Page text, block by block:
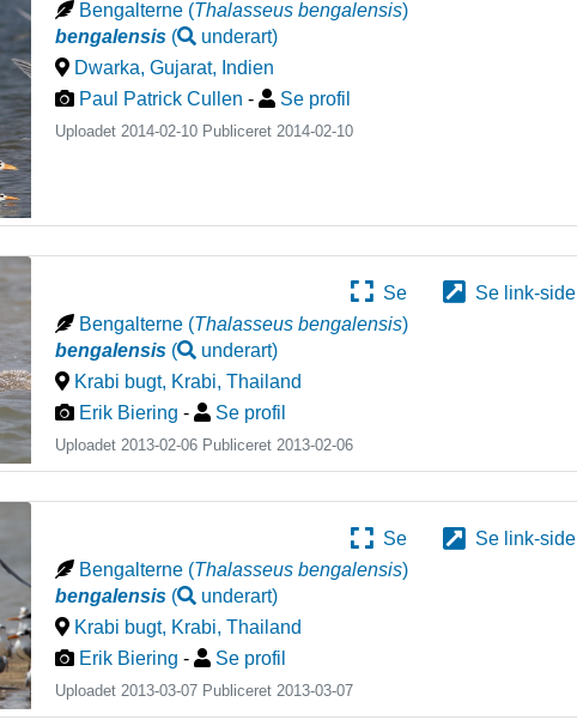
Bengalterne (Thalasseus bengalensis)
bengalensis ( underart)
Dwarka, Gujarat, Indien
Paul Patrick Cullen- Se profil
Uploadet 2014-02-10 Publiceret2014-02-10
Se
Se link-side
Bengalterne (Thalasseus bengalensis)
bengalensis ( underart)
Krabi bugt, Krabi,Thailand
Erik Biering - Se profil
Uploadet 2013-02-06 Publiceret 2013-02-06
Se
Se link-side
Bengalterne (Thalasseus bengalensis)
bengalensis ( underart)
Krabi bugt, Krabi,Thailand
Erik Biering - Se profil
Uploadet 2013-03-07 Publiceret2013-03-07